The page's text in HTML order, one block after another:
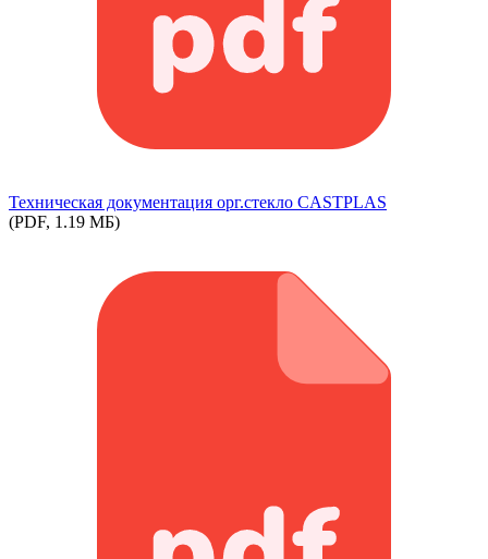
Техническая документация орг.стекло СASTPLAS
(PDF, 1.19 МБ)